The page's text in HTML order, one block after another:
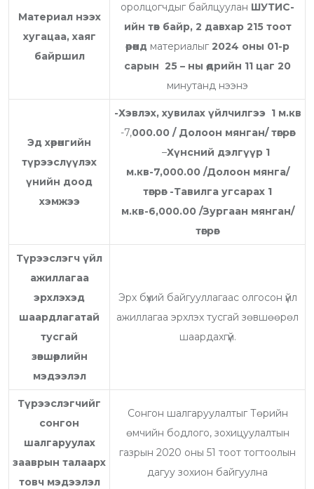
Материал нээх
хугацаа, хаяг
байршил
оролцогчдыг байлцуулан ШУТИС-
ийн төв байр, 2 давхар 215 тоот
өрөөнд материалыг 2024 оны 01-р
сарын 25 – ны өдрийн 11 цаг 20
минутанд нээнэ
Эд хөрөнгийн
түрээслүүлэх
үнийн доод
хэмжээ
-Хэвлэх, хувилах үйлчилгээ 1 м.кв
-7,000.00 / Долоон мянган/ төгрөг
–Хүнсний дэлгүүр 1
м.кв-7,000.00 /Долоон мянга/
төгрөг -Тавилга угсарах 1
м.кв-6,000.00 /Зургаан мянган/
төгрөг
Түрээслэгч үйл
ажиллагаа
эрхлэхэд
шаардлагатай
тусгай
зөвшөөрлийн
мэдээлэл
Эрх бүхий байгууллагаас олгосон үйл
ажиллагаа эрхлэх тусгай зөвшөөрөл
шаардахгүй.
Түрээслэгчийг
сонгон
шалгаруулах
зааврын талаарх
товч мэдээлэл
Сонгон шалгаруулалтыг Төрийн
өмчийн бодлого, зохицуулалтын
газрын 2020 оны 51 тоот тогтоолын
дагуу зохион байгуулна